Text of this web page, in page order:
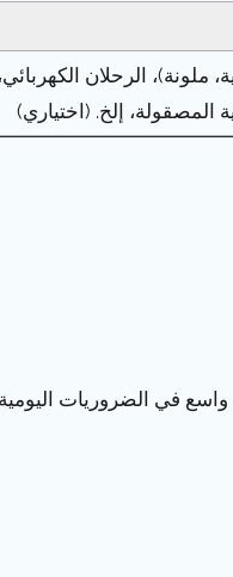
ملونة)، الرحلان
المصقولة، إلخ. (اختياري)
في الضروريات